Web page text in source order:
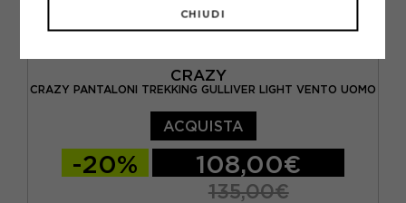
CRAZY
CRAZY PANTALONI TREKKING GULLIVER LIGHT VENTO UOMO
ACQUISTA
-20% 108,00€
135,00€
CHIUDI